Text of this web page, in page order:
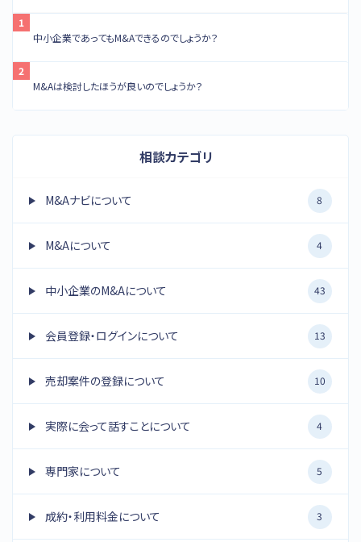
中小企業であってもM&Aできるのでしょうか？
M&Aは検討したほうが良いのでしょうか？
相談カテゴリ
M&Aナビについて 8
M&Aについて 4
中小企業のM&Aについて 43
会員登録・ログインについて 13
売却案件の登録について 10
実際に会って話すことについて 4
専門家について 5
成約・利用料金について 3